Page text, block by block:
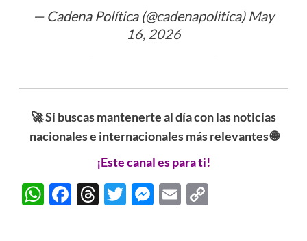
— Cadena Política (@cadenapolitica) May
16, 2026
🚀 Si buscas mantenerte al día con las noticias
nacionales e internacionales más relevantes 🌐
¡Este canal es para ti!
WhatsApp
Facebook
Threads
Twitter
Messenger
EmailCopy